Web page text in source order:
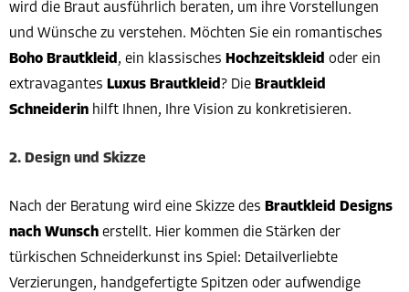
wird die Braut ausführlich beraten, um ihre Vorstellungen
und Wünsche zu verstehen. Möchten Sie ein romantisches
Boho Brautkleid , ein klassisches Hochzeitskleid oder ein
extravagantes Luxus Brautkleid ? Die Brautkleid
Schneiderin hilft Ihnen, Ihre Vision zu konkretisieren.
2. Design und Skizze
Nach der Beratung wird eine Skizze des Brautkleid Designs
nach Wunsch erstellt. Hier kommen die Stärken der
türkischen Schneiderkunst ins Spiel: Detailverliebte
Verzierungen, handgefertigte Spitzen oder aufwendige